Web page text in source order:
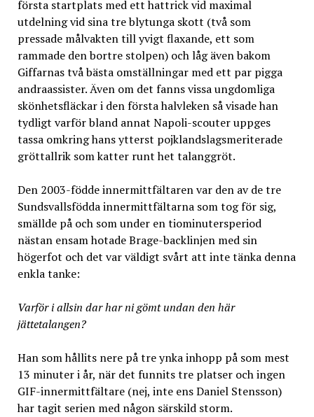
första startplats med ett hattrick vid maximal
utdelning vid sina tre blytunga skott (två som
pressade målvakten till yvigt flaxande, ett som
rammade den bortre stolpen) och låg även bakom
Giffarnas två bästa omställningar med ett par pigga
andraassister. Även om det fanns vissa ungdomliga
skönhetsfläckar i den första halvleken så visade han
tydligt varför bland annat Napoli-scouter uppges
tassa omkring hans ytterst pojklandslagsmeriterade
gröttallrik som katter runt het talanggröt.
Den 2003-födde innermittfältaren var den av de tre
Sundsvallsfödda innermittfältarna som tog för sig,
smällde på och som under en tiominutersperiod
nästan ensam hotade Brage-backlinjen med sin
högerfot och det var väldigt svårt att inte tänka denna
enkla tanke:
Varför i allsin dar har ni gömt undan den här
jättetalangen?
Han som hållits nere på tre ynka inhopp på som mest
13 minuter i år, när det funnits tre platser och ingen
GIF-innermittfältare (nej, inte ens Daniel Stensson)
har tagit serien med någon särskild storm.